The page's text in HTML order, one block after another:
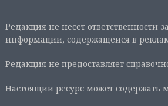
Редакция не несет ответственности
информации, содержащейся в
Редакция не предоставляет
Настоящий ресурс может содержать